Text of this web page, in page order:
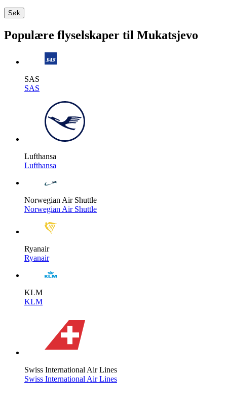
Søk
Populære flyselskaper til Mukatsjevo
SAS
SAS
Lufthansa
Lufthansa
Norwegian Air Shuttle
Norwegian Air Shuttle
Ryanair
Ryanair
KLM
KLM
Swiss International Air Lines
Swiss International Air Lines